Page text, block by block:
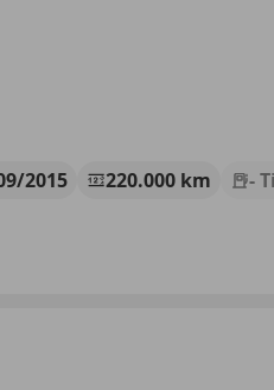
2015 220.000 km -